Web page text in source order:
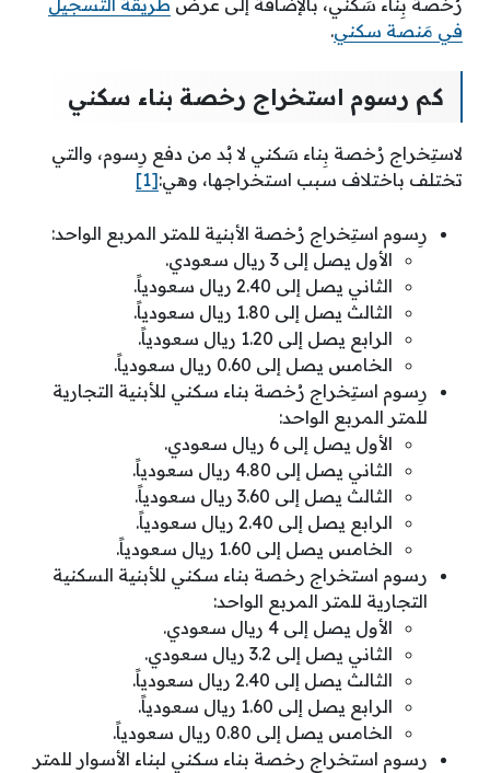
رُخصة بِناء سَكني، بالإضافة إلى عرض طريقة التَسجيل
في مَنصة سكني.
كم رسوم استخراج رخصة بناء سكني
لاستِخراج رُخصة بِناء سَكني لا بُد من دفع رِسوم، والتي
تختلف باختلاف سبب استخراجها، وهي:[1]
رِسوم استِخراج رُخصة الأبنية للمتر المربع الواحد:
الأول يصل إلى 3 ريال سعودي.
الثاني يصل إلى 2.40 ريال سعودياً.
الثالث يصل إلى 1.80 ريال سعودياً.
الرابع يصل إلى 1.20 ريال سعودياً.
الخامس يصل إلى 0.60 ريال سعودياً.
رِسوم استِخراج رُخصة بناء سكني للأبنية التجارية
للمتر المربع الواحد:
الأول يصل إلى 6 ريال سعودي.
الثاني يصل إلى 4.80 ريال سعودياً.
الثالث يصل إلى 3.60 ريال سعودياً.
الرابع يصل إلى 2.40 ريال سعودياً.
الخامس يصل إلى 1.60 ريال سعودياً.
رسوم استخراج رخصة بناء سكني للأبنية السكنية
التجارية للمتر المربع الواحد:
الأول يصل إلى 4 ريال سعودي.
الثاني يصل إلى 3.2 ريال سعودي.
الثالث يصل إلى 2.40 ريال سعودياً.
الرابع يصل إلى 1.60 ريال سعودياً.
الخامس يصل إلى 0.80 ريال سعودياً.
رسوم استخراج رخصة بناء سكني لبناء الأسوار للمتر